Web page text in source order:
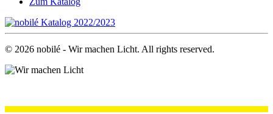
© 2026 nobilé - Wir machen Licht. All rights reserved.